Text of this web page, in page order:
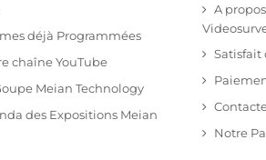
déjà Programmées
chaîne YouTube
Meian Technology
des Expositions Meian
A
Satisfait
Notre